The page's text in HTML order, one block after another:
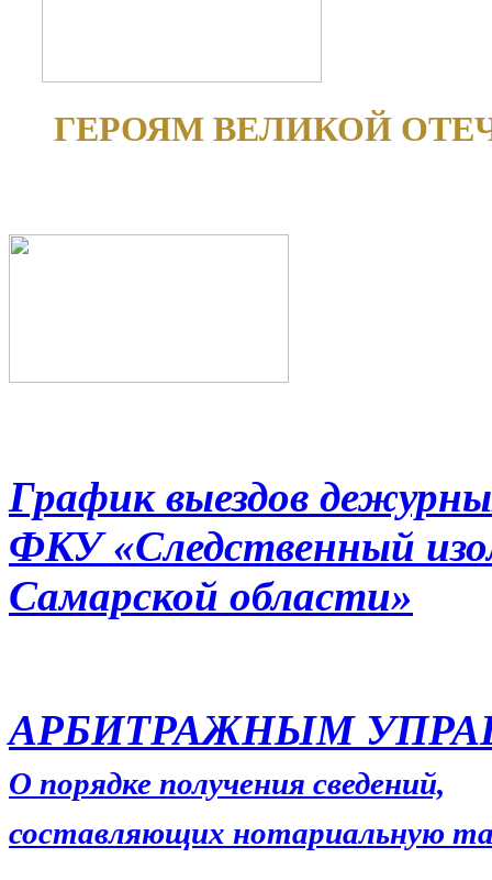
ГЕРОЯМ ВЕЛИКОЙ
График выездов
ФКУ «Следственный
Самарской области»
АРБИТРАЖНЫМ
О порядке получения сведений,
составляющих нотариальную